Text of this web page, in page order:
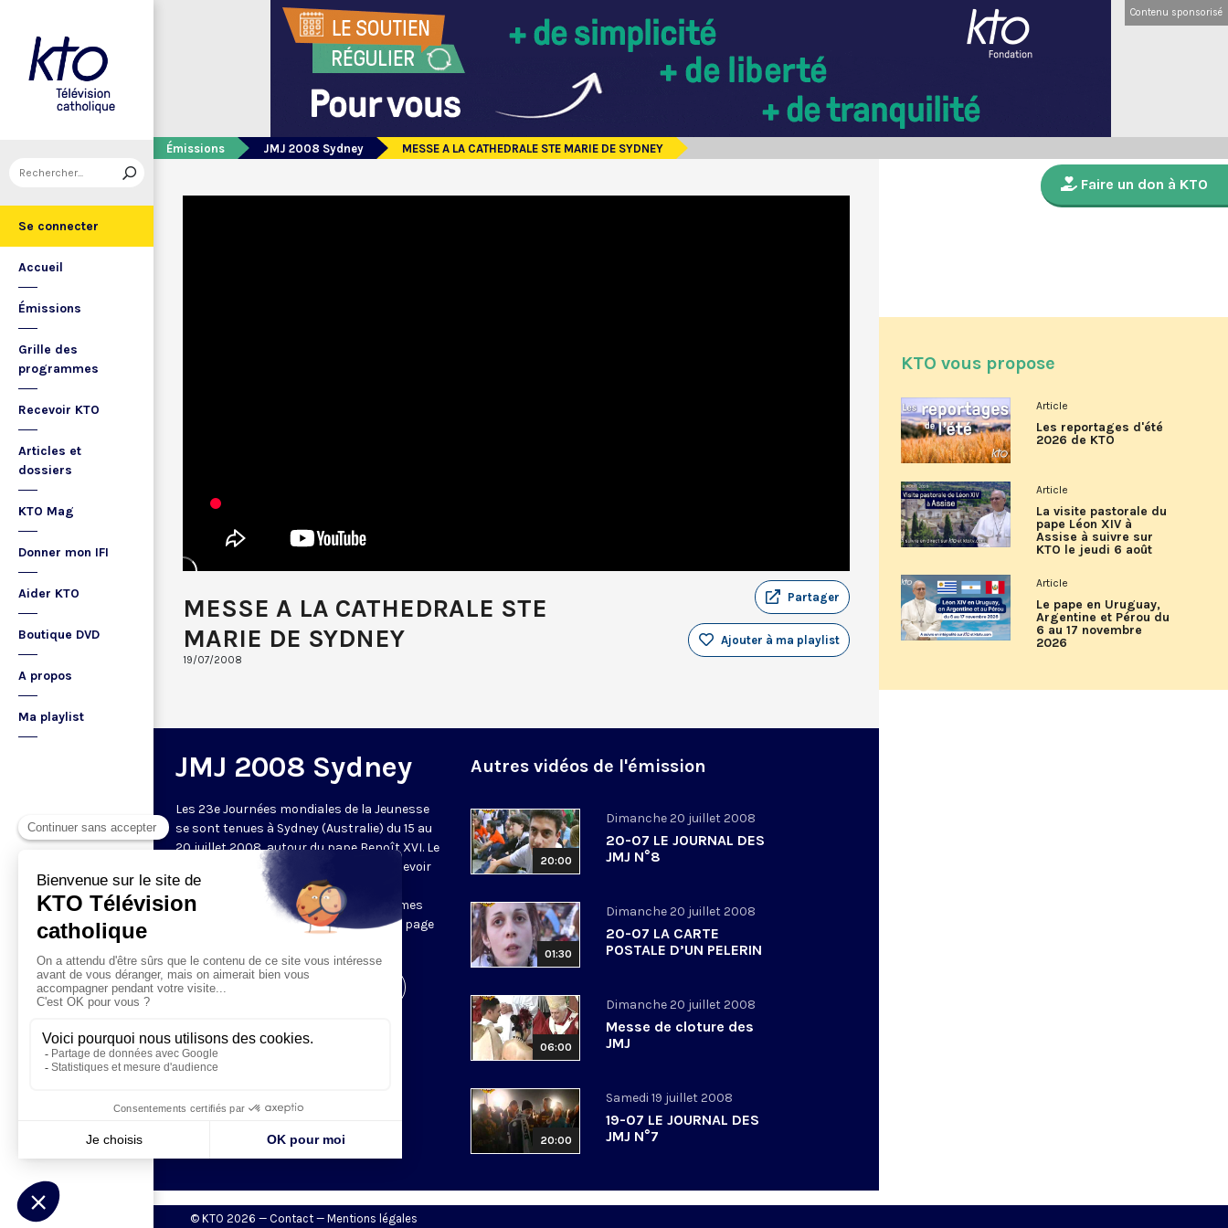
Se connecter
Accueil
Émissions
Grille des
programmes
Recevoir KTO
Articles et
dossiers
KTO Mag
Donner mon IFI
Aider KTO
Boutique DVD
A propos
Ma playlist
Contenu sponsorisé
Émissions JMJ 2008 Sydney MESSE A LA CATHEDRALE STE MARIE DE SYDNEY
MESSE A LA CATHEDRALE STE
MARIE DE SYDNEY
19/07/2008
Partager
Ajouter à ma playlist
JMJ 2008 Sydney
Les 23e Journées mondiales de la Jeunesse
se sont tenues à Sydney (Australie) du 15 au
20 juillet 2008, autour du pape Benoît XVI. Le
thème de ces JMJ était « Vous allez recevoir
une force, celle de l’Esprit Saint qui
descendra sur vous. Vous serez alors mes
témoins » (Ac 1, 8). Retrouvez sur cette page
Visiter la page de l'émission
Autres vidéos de l'émission
20:00
Dimanche 20 juillet 2008
20-07 LE JOURNAL DES
JMJ N°8
01:30
Dimanche 20 juillet 2008
20-07 LA CARTE
POSTALE D’UN PELERIN
06:00
Dimanche 20 juillet 2008
Messe de cloture des
JMJ
20:00
Samedi 19 juillet 2008
19-07 LE JOURNAL DES
JMJ N°7
Faire un don à KTO
KTO vous propose
Article
Les reportages d'été
2026 de KTO
Article
La visite pastorale du
pape Léon XIV à
Assise à suivre sur
KTO le jeudi 6 août
Article
Le pape en Uruguay,
Argentine et Pérou du
6 au 17 novembre
2026
© KTO 2026 — Contact — Mentions légales